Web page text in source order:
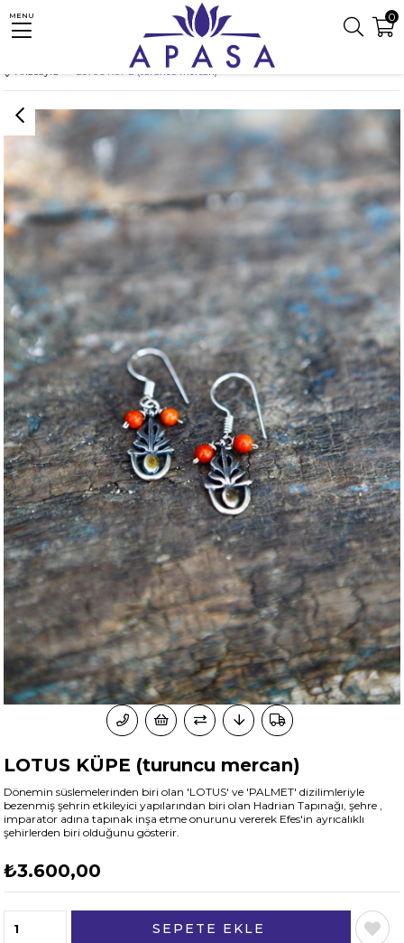
MENU 0
Anasayfa LOTUS KÜPE (turuncu mercan)
LOTUS KÜPE (turuncu mercan)
Dönemin süslemelerinden biri olan 'LOTUS' ve 'PALMET' dizilimleriyle
bezenmiş şehrin etkileyici yapılarından biri olan Hadrian Tapınağı, şehre ,
imparator adına tapınak inşa etme onurunu vererek Efes'in ayrıcalıklı
şehirlerden biri olduğunu gösterir.
₺3.600,00